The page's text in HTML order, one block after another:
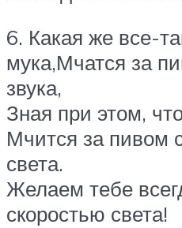
6. Какая же все-
мука,Мчатся за
звука,
Зная при этом,
Мчится за пивом
света.
Желаем тебе
скоростью света!